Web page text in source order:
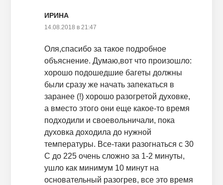
ИРИНА
14.08.2018 в 21:47
Оля,спасибо за такое подробное
объяснение. Думаю,вот что произошло:
хорошо подошедшие багеты должны
были сразу же начать запекаться в
заранее (!) хорошо разогретой духовке,
а вместо этого они еще какое-то время
подходили и своевольничали, пока
духовка доходила до нужной
температуры. Все-таки разогнаться с 30
С до 225 очень сложно за 1-2 минуты,
ушло как минимум 10 минут на
основательный разогрев, все это время